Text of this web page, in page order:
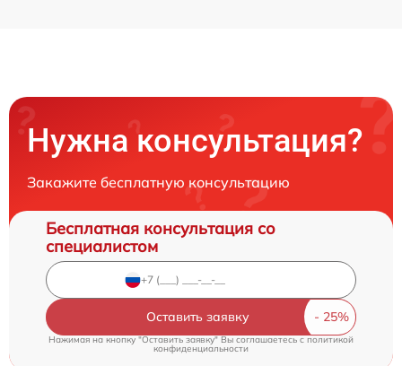
Нужна консультация?
Закажите бесплатную консультацию
Бесплатная консультация со
специалистом
Оставить заявку
Нажимая на кнопку "Оставить заявку" Вы соглашаетесь cполитикой
конфиденциальности